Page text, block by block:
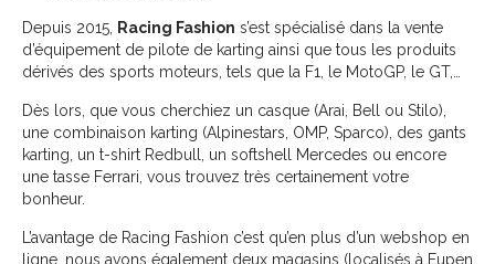
Depuis 2015, Racing Fashion s’est spécialisé dans la vente
d’équipement de pilote de karting ainsi que tous les produits
dérivés des sports moteurs, tels que la F1, le MotoGP, le GT,…
Dès lors, que vous cherchiez un casque (Arai, Bell ou Stilo),
une combinaison karting (Alpinestars, OMP, Sparco), des gants
karting, un t-shirt Redbull, un softshell Mercedes ou encore
une tasse Ferrari, vous trouvez très certainement votre
bonheur.
L’avantage de Racing Fashion c’est qu’en plus d’un webshop en
ligne, nous avons également deux magasins (localisés à Eupen